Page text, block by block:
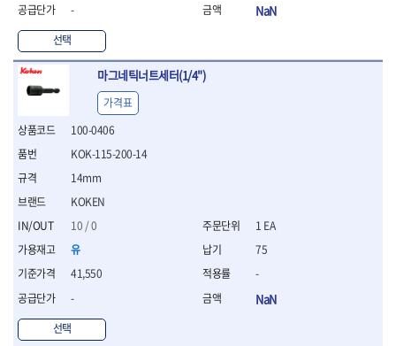
- 절연토크렌치
- 절연콤비네이션렌치
- 절연링렌치
- 절연플라이어
- 절연전공칼
- 절연안전모
- 절연매트
- 방폭소켓
- 방폭콤비네이션렌치
- 방폭함마스패너
- 절연일자드라이버
- 절연드라이버세트
- 스트리퍼
- 라쳇케이블커터
- 자동스트리퍼
-
선택
NaN
마그네틱너트세터(1/4")
100-0406
KOKEN
10 / 0
유
41,550
-
선택
KOK-115-200-14
14mm
가격표
1 EA
75
-
NaN